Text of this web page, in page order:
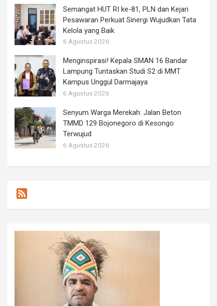
Semangat HUT RI ke-81, PLN dan Kejari
Pesawaran Perkuat Sinergi Wujudkan Tata
Kelola yang Baik
6 Agustus 2026
Menginspirasi! Kepala SMAN 16 Bandar
Lampung Tuntaskan Studi S2 di MMT
Kampus Unggul Darmajaya
6 Agustus 2026
Senyum Warga Merekah: Jalan Beton
TMMD 129 Bojonegoro di Kesongo
Terwujud
6 Agustus 2026